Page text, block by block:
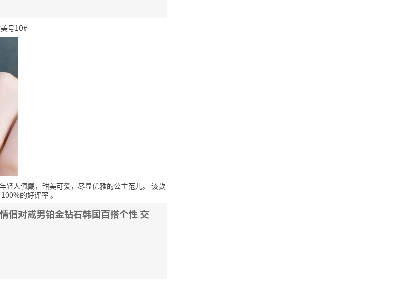
号10#
人佩戴，甜美可爱，尽显优雅的公主范儿。 该款
的好评率。
侣对戒男铂金钻石韩国百搭个性 交